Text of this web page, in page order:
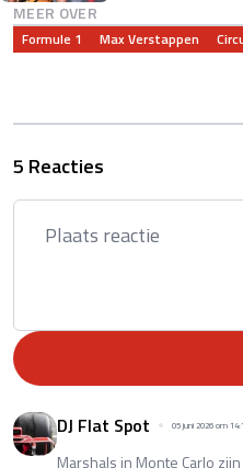
MEER OVER
Formule 1 Max Verstappen
5 Reacties
DJ Flat Spot 05 juni 2026 om
Marshals in Monte Carlo